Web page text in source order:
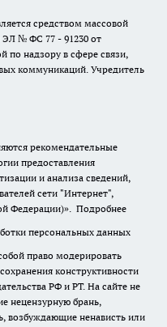
средством массовой
№ ФС 77 - 91230 от
по надзору в сфере связи,
коммуникаций. Учредитель
рекомендательные
предоставления
и анализа сведений,
сети "Интернет",
Федерации)». Подробнее
персональных данных
право модерировать
конструктивности
РФ и РТ. На сайте не
нецензурную брань,
возбуждающие ненависть или